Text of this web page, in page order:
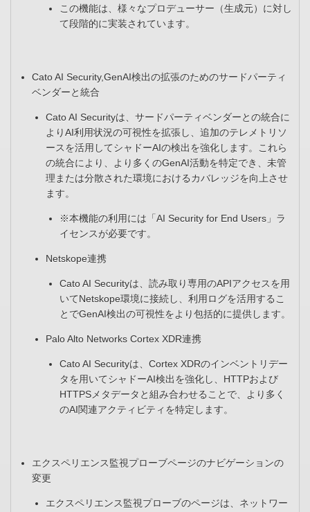
この機能は、様々なプロデューサー（生成元）に対し
て段階的に実装されています。​
Cato AI Security,GenAI検出の拡張のためのサードパーティ
ベンダーと統合 ​
Cato AI Securityは、サードパーティベンダーとの統合に
よりAI利用状況の可視性を拡張し、追加のテレメトリソ
ースを活用してシャドーAIの検出を強化します。これら
の統合により、より多くのGenAI活動を特定でき、未管
理または分散された環境におけるカバレッジを向上させ
ます。
※本機能の利用には「AI Security for End Users」ラ
イセンスが必要です。​
Netskope連携​
Cato AI Securityは、読み取り専用のAPIアクセスを用
いてNetskope環境に接続し、利用ログを活用するこ
とでGenAI検出の可視性をより包括的に提供します。
Palo Alto Networks Cortex XDR連携​
Cato AI Securityは、Cortex XDRのインベントリデー
タを用いてシャドーAI検出を強化し、HTTPおよび
HTTPSメタデータと組み合わせることで、より多く
のAI関連アクティビティを特定します。
エクスペリエンス監視プローブページのナビゲーションの
変更​
エクスペリエンス監視プローブのページは、ネットワー